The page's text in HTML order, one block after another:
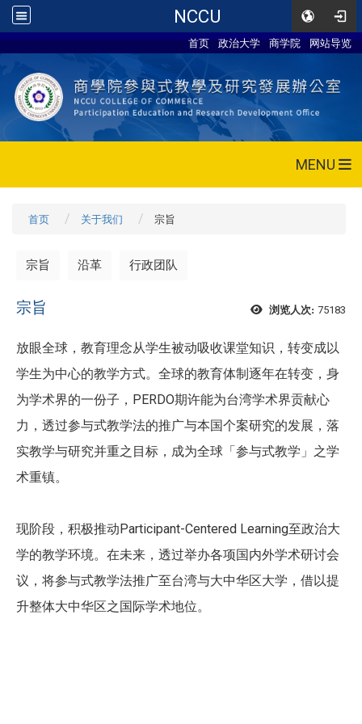
NCCU
首页 政治大学 商学院 网站导览
MENU
首页 关于我们 宗旨
宗旨 沿革 行政团队
浏览人次: 75183
宗旨
放眼全球，教育理念从学生被动吸收课堂知识，转变成以
学生为中心的教学方式。全球的教育体制逐年在转变，身
为学术界的一份子，PERDO期许能为台湾学术界贡献心
力，透过参与式教学法的推广与本国个案研究的发展，落
实教学与研究并重之目标，成为全球「参与式教学」之学
术重镇。
现阶段，积极推动Participant-Centered Learning至政治大
学的教学环境。在未来，透过举办各项国内外学术研讨会
议，将参与式教学法推广至台湾与大中华区大学，借以提
升整体大中华区之国际学术地位。